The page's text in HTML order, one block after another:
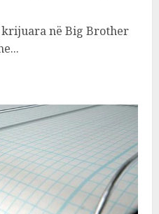
krijuara në Big Brother